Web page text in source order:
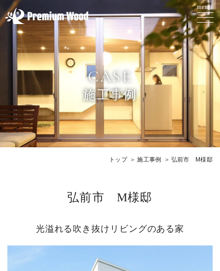
CASE
施工事例
トップ 施工事例 弘前市 M様邸
弘前市 M様邸
光溢れる吹き抜けリビングのある家